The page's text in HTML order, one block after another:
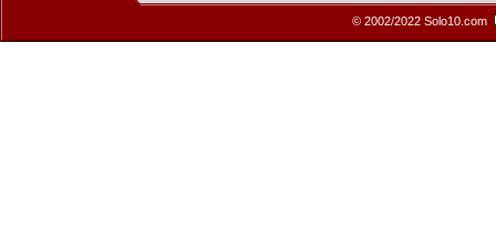
© 2002/2022 Solo10.com